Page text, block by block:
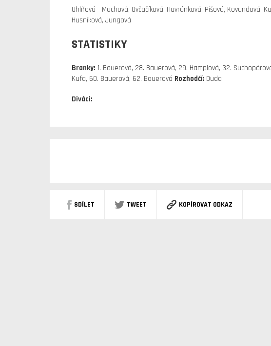
Uhlířová - Machová, Ovčačíková, Havránková, Píšová, Kovandová,
Husníková, Jungová
STATISTIKY
Branky: 1. Bauerová, 28. Bauerová, 29. Hamplová, 32.
Kufa, 60. Bauerová, 62. Bauerová Rozhodčí: Duda
Diváci:
SDÍLET TWEET KOPÍROVAT ODKAZ